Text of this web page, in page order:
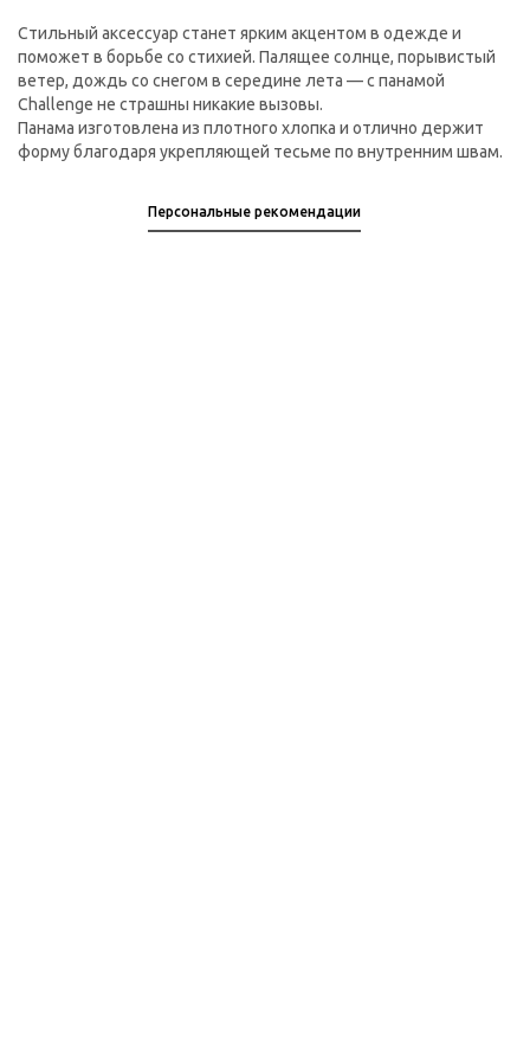
Стильный аксессуар станет ярким акцентом в одежде и
поможет в борьбе со стихией. Палящее солнце, порывистый
ветер, дождь со снегом в середине лета — с панамой
Challenge не страшны никакие вызовы.
Панама изготовлена из плотного хлопка и отлично держит
форму благодаря укрепляющей тесьме по внутренним швам.
Персональные рекомендации